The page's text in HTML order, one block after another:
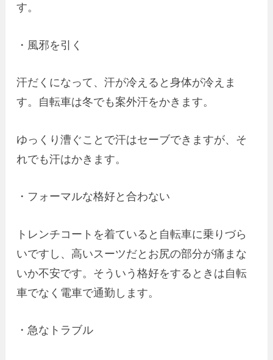
す。
・風邪を引く
汗だくになって、汗が冷えると身体が冷えま
す。自転車は冬でも案外汗をかきます。
ゆっくり漕ぐことで汗はセーブできますが、そ
れでも汗はかきます。
・フォーマルな格好と合わない
トレンチコートを着ていると自転車に乗りづら
いですし、高いスーツだとお尻の部分が痛まな
いか不安です。そういう格好をするときは自転
車でなく電車で通勤します。
・急なトラブル